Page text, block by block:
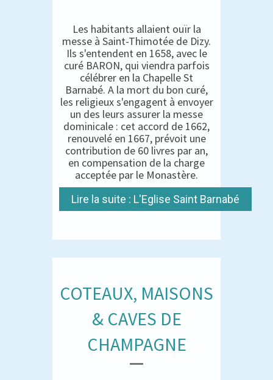
Les habitants allaient ouïr la
messe à Saint-Thimotée de Dizy.
Ils s'entendent en 1658, avec le
curé BARON, qui viendra parfois
célébrer en la Chapelle St
Barnabé. A la mort du bon curé,
les religieux s'engagent à envoyer
un des leurs assurer la messe
dominicale : cet accord de 1662,
renouvelé en 1667, prévoit une
contribution de 60 livres par an,
en compensation de la charge
acceptée par le Monastère.
Lire la suite : L'Eglise Saint Barnabé
COTEAUX, MAISONS
& CAVES DE
CHAMPAGNE